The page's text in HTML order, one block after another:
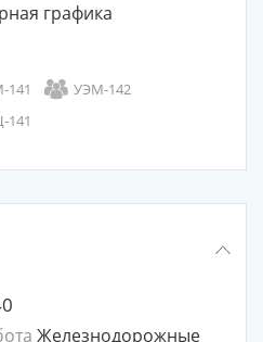
графика
141
УЭМ-142
141
Железнодорожные